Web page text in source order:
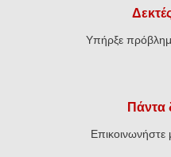
Υπήρξε
Πάντα
Επικοινωνήστε